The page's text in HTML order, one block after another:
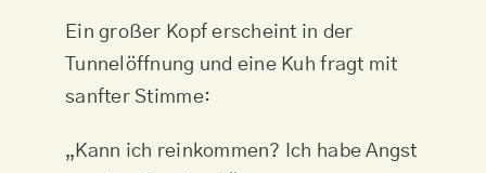
Ein großer Kopf erscheint in der
Tunnelöffnung und eine Kuh fragt mit
sanfter Stimme:
„Kann ich reinkommen? Ich habe Angst